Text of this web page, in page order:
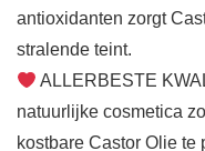
antioxidanten zorgt
stralende teint.
ALLERBESTE
natuurlijke cosmetica
kostbare Castor Olie